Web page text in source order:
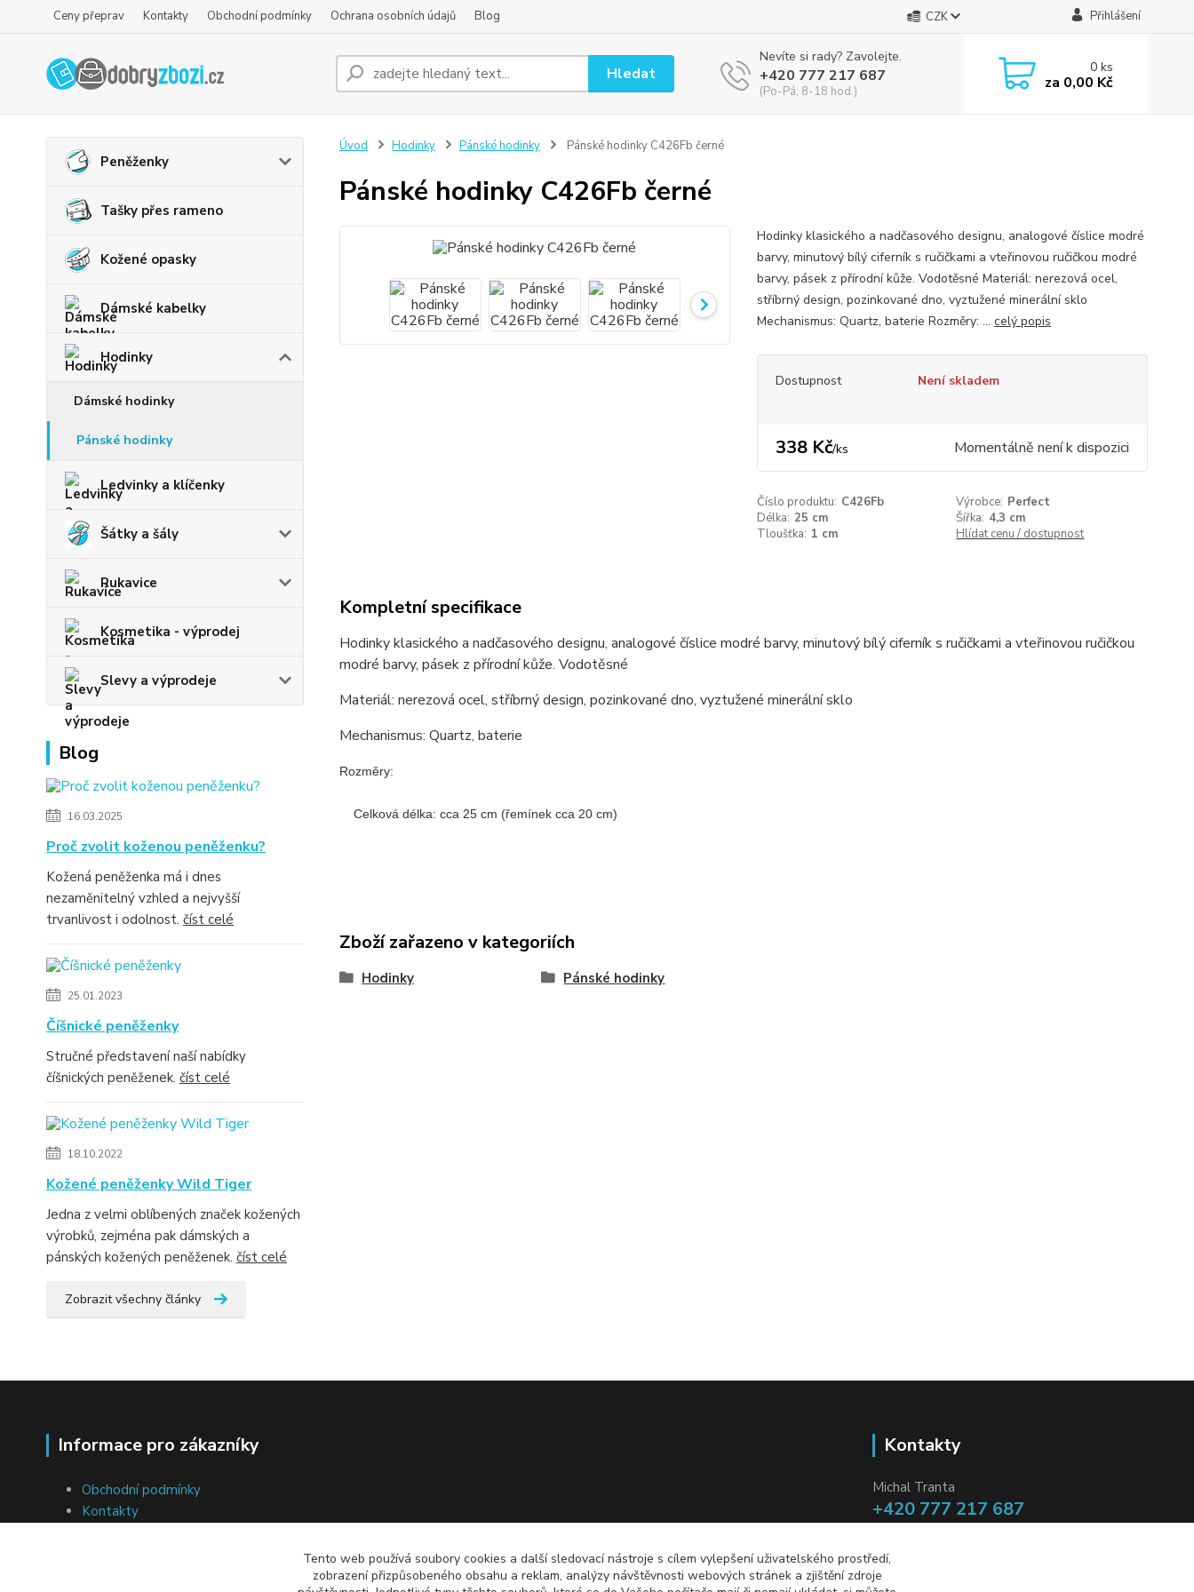
Ceny přeprav Kontakty Obchodní podmínky Ochrana osobních údajů Blog CZK Přihlášení
Hledat
Nevíte si rady? Zavolejte.
+420 777 217 687
(Po-Pá, 8-18 hod.)
0ks
za 0,00 Kč
Peněženky
Tašky přes rameno
Kožené opasky
Dámské kabelky
Hodinky
Dámské hodinky
Pánské hodinky
Ledvinky a klíčenky
Šátky a šály
Rukavice
Kosmetika - výprodej
Slevy a výprodeje
Blog
16.03.2025
Proč zvolit koženou peněženku?
Kožená peněženka má i dnes
nezaměnitelný vzhled a nejvyšší
trvanlivost i odolnost. číst celé
25.01.2023
Číšnické peněženky
Stručné představení naší nabídky
číšnických peněženek. číst celé
18.10.2022
Kožené peněženky Wild Tiger
Jedna z velmi oblíbených značek kožených
výrobků, zejména pak dámských a
pánských kožených peněženek. číst celé
Zobrazit všechny články
Úvod Hodinky Pánské hodinky Pánské hodinky C426Fb černé
Pánské hodinky C426Fb černé
Hodinky klasického a nadčasového designu, analogové číslice modré
barvy, minutový bílý ciferník s ručičkami a vteřinovou ručičkou modré
barvy, pásek z přírodní kůže. Vodotěsné Materiál: nerezová ocel,
stříbrný design, pozinkované dno, vyztužené minerální sklo
Mechanismus: Quartz, baterie Rozměry: ... celý popis
Dostupnost Není skladem
338 Kč/ks Momentálně není k dispozici
Číslo produktu: C426Fb Výrobce: Perfect
Délka: 25 cm Šířka: 4,3 cm
Tloušťka: 1 cm Hlídat cenu / dostupnost
Kompletní specifikace
Hodinky klasického a nadčasového designu, analogové číslice modré barvy, minutový bílý ciferník s ručičkami a vteřinovou ručičkou
modré barvy, pásek z přírodní kůže. Vodotěsné
Materiál: nerezová ocel, stříbrný design, pozinkované dno, vyztužené minerální sklo
Mechanismus: Quartz, baterie
Rozměry:
    Celková délka: cca 25 cm (řemínek cca 20 cm)
Zboží zařazeno v kategoriích
Hodinky Pánské hodinky
Informace pro zákazníky
Obchodní podmínky
Kontakty
Kontakty
Michal Tranta
+420 777 217 687
Tento web používá soubory cookies a další sledovací nástroje s cílem vylepšení uživatelského prostředí,
zobrazení přizpůsobeného obsahu a reklam, analýzy návštěvnosti webových stránek a zjištění zdroje